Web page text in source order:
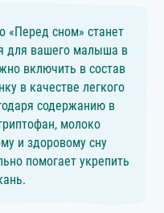
«Перед сном» станет
для вашего малыша в
включить в состав
в качестве легкого
содержанию в
молоко
и здоровому сну
помогает укрепить